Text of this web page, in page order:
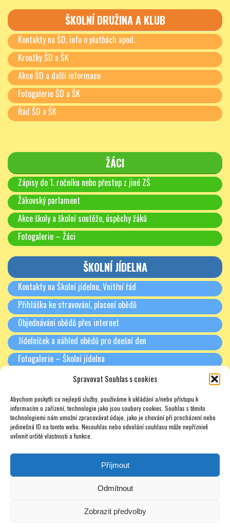
Spravovat Souhlas s cookies
Abychom poskytli co nejlepší služby, používáme k ukládání a/nebo přístupu k
informacím o zařízení, technologie jako jsou soubory cookies. Souhlas s těmito
technologiemi nám umožní zpracovávat údaje, jako je chování při procházení nebo
jedinečná ID na tomto webu. Nesouhlas nebo odvolání souhlasu může nepříznivě
ovlivnit určité vlastnosti a funkce.
Příjmout
Odmítnout
Zobrazit předvolby
Další fotografie z utkání najdete ve fotogalerii!
ŠKOLNÍ DRUŽINA A KLUB
Kontakty na ŠD, info o platbách apod.
Kroužky ŠD a ŠK
Akce ŠD a další informace
Fotogalerie ŠD a ŠK
Řád ŠD a ŠK
ŽÁCI
Zápisy do 1. ročníku nebo přestup z jiné ZŠ
Žákovský parlament
Akce školy a školní soutěže, úspěchy žáků
Fotogalerie – Žáci
ŠKOLNÍ JÍDELNA
Kontakty na Školní jídelnu, Vnitřní řád
Přihláška ke stravování, placení obědů
Objednávání obědů přes internet
Jídelníček a náhled obědů pro dnešní den
Fotogalerie – Školní jídelna
Třídní schůzky + Spolek rodičů (dříve SRPŠ)
Rada školy
Soukromé doučování – zajímavé odkazy – nabídky – texty